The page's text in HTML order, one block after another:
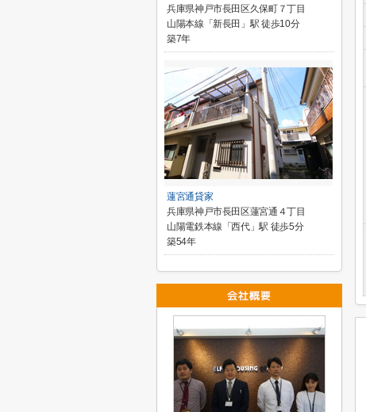
兵庫県神戸市長田区久保町７丁目
山陽本線「新長田」駅 徒歩10分
築7年
蓮宮通貸家
兵庫県神戸市長田区蓮宮通４丁目
山陽電鉄本線「西代」駅 徒歩5分
築54年